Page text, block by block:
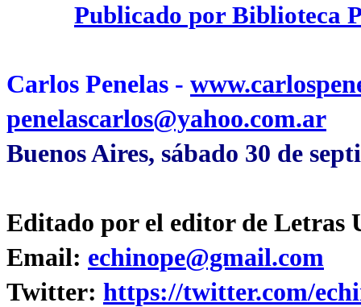
Publicado por Biblioteca
Carlos Penelas -
penelascarlos@yahoo.com.ar
Buenos Aires, sábado 30 de
Editado por el editor de Letras
Email: echinope@gmail.com
Twitter: https://twitter.com/